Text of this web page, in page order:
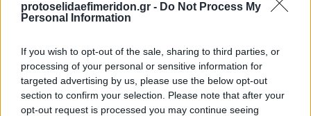
protoselidaefimeridon.gr - Do Not Process My
Personal Information
If you wish to opt-out of the sale, sharing to third parties, or
processing of your personal or sensitive information for
targeted advertising by us, please use the below opt-out
section to confirm your selection. Please note that after your
opt-out request is processed you may continue seeing
Προηγούμενη
Ταχυδρόμος
Επόμενη
Αλήθεια της Καρδίτσας